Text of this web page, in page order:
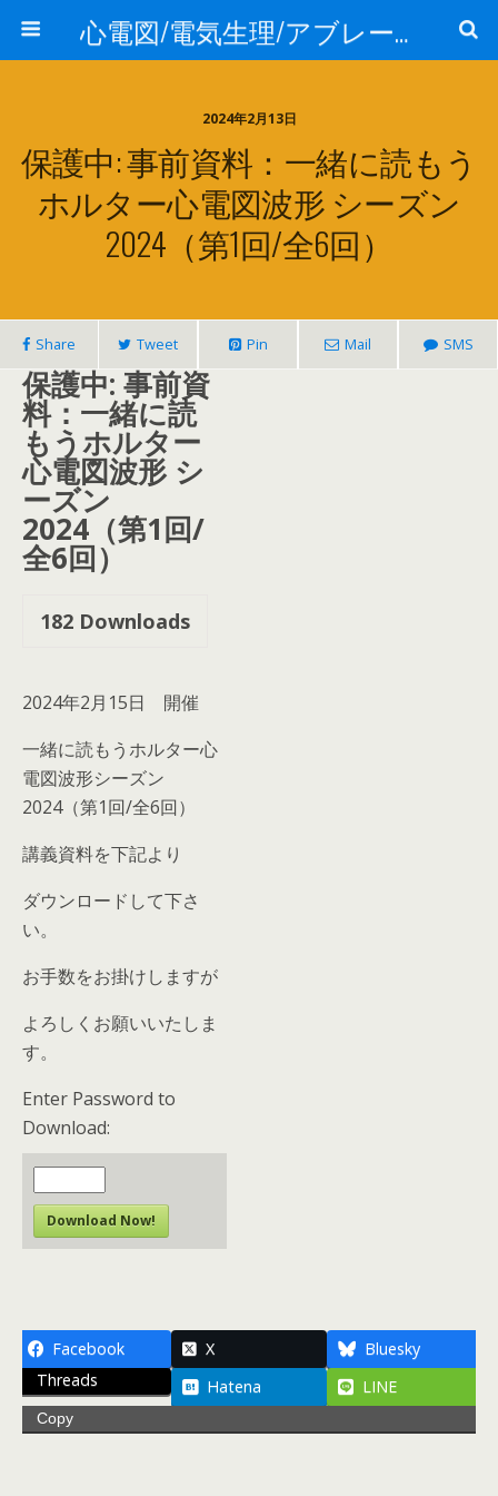
心電図/電気生理/アブレーション講座
2024年2月13日
保護中: 事前資料：一緒に読もう
ホルター心電図波形 シーズン
2024（第1回/全6回）
Share Tweet Pin Mail SMS
保護中: 事前資
料：一緒に読
もうホルター
心電図波形 シ
ーズン
2024（第1回/
全6回）
182 Downloads
2024年2月15日 開催
一緒に読もうホルター心
電図波形シーズン
2024（第1回/全6回）
講義資料を下記より
ダウンロードして下さ
い。
お手数をお掛けしますが
よろしくお願いいたしま
す。
Enter Password to
Download:
Download Now!
Facebook X
Bluesky
Threads
Hatena LINE
Copy